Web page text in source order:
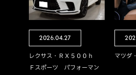
2026.04.27
レクサス・ＲＸ５００ｈ
Ｆスポーツ パフォーマン
マツダ